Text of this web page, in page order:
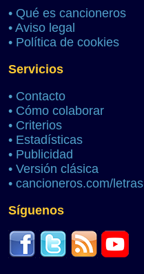
• Qué es cancioneros
• Aviso legal
• Política de cookies
Servicios
• Contacto
• Cómo colaborar
• Criterios
• Estadísticas
• Publicidad
• Versión clásica
• cancioneros.com/letras
Síguenos